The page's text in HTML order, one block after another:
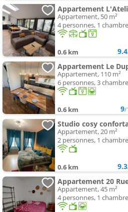
Appartement, 50 m²
4 personnes, 1
0.6 km 9.4
Appartement Le
Appartement, 110 m²
6 personnes, 3
0.6 km 9/
Studio cosy
Appartement, 20 m²
2 personnes, 1
0.6 km 9.3
Appartement 20
Appartement, 45 m²
4 personnes, 1